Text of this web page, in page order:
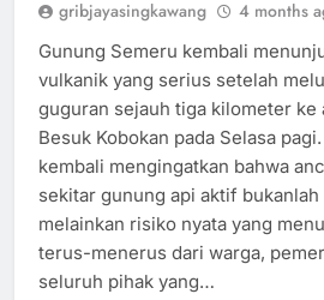
gribjayasingkawang 4 months
Gunung Semeru kembali
vulkanik yang serius setelah
guguran sejauh tiga kilometer ke
Besuk Kobokan pada Selasa
kembali mengingatkan bahwa
sekitar gunung api aktif bukanlah
melainkan risiko nyata yang
terus-menerus dari warga,
seluruh pihak yang…